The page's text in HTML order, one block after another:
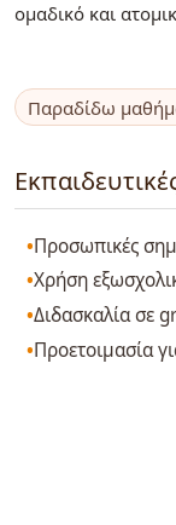
ομαδικό και
Παραδίδω
Προσωπικές
Χρήση
Διδασκαλία σε
Προετοιμασία